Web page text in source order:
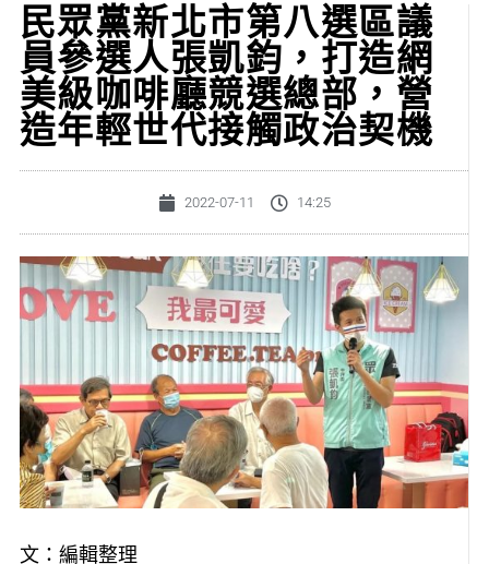
民眾黨新北市第八選區議
員參選人張凱鈞，打造網
美級咖啡廳競選總部，營
造年輕世代接觸政治契機
2022-07-11 14:25
文：編輯整理